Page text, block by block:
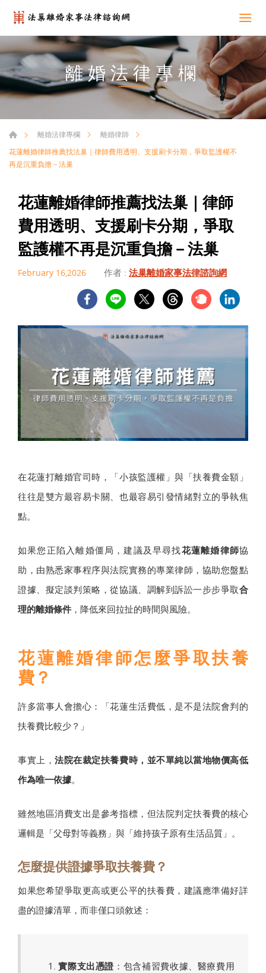
離婚法律專欄
離婚法律專欄
離婚律師
花蓮離婚律師推薦找法巢｜律師費用透明、支援刷卡分期，爭取監護權不
再是沉重負擔－法巢
花蓮離婚律師推薦找法巢｜律師
費用透明、支援刷卡分期，爭取
監護權不再是沉重負擔－法巢
February 16,2026 作者 : 法巢離婚家事法律諮詢網
在花蓮打離婚官司時，「小孩監護權」與「扶養費金額」
往往是雙方最容易卡關、也最容易引發情緒對立的爭執焦
點。
如果您正陷入離婚僵局，建議及早尋找花蓮離婚律師協
助，由熟悉家事程序與法院實務的專業律師，協助您盤點
證據、擬定談判策略，從協議、調解到訴訟一步步爭取合
理的離婚條件 ，降低來回拉扯的時間與風險。
花蓮離婚律師怎麼爭取扶養
費？
許多當事人會擔心：「花蓮生活費低，是不是法院會判的
扶養費比較少？」
事實上，法院在裁定扶養費時，並不單純以當地物價高低
作為唯一依據。
雖然地區消費支出是參考指標，但法院判定扶養費的核心
邏輯是「父母對等義務」與「維持孩子原有生活品質」。
怎麼提供證據爭取扶養費？
如果您希望爭取更高或更公平的扶養費，建議應準備好詳
盡的證據清單，而非僅口頭敘述：
實際支出憑證 ：包含補習費收據、醫療費用